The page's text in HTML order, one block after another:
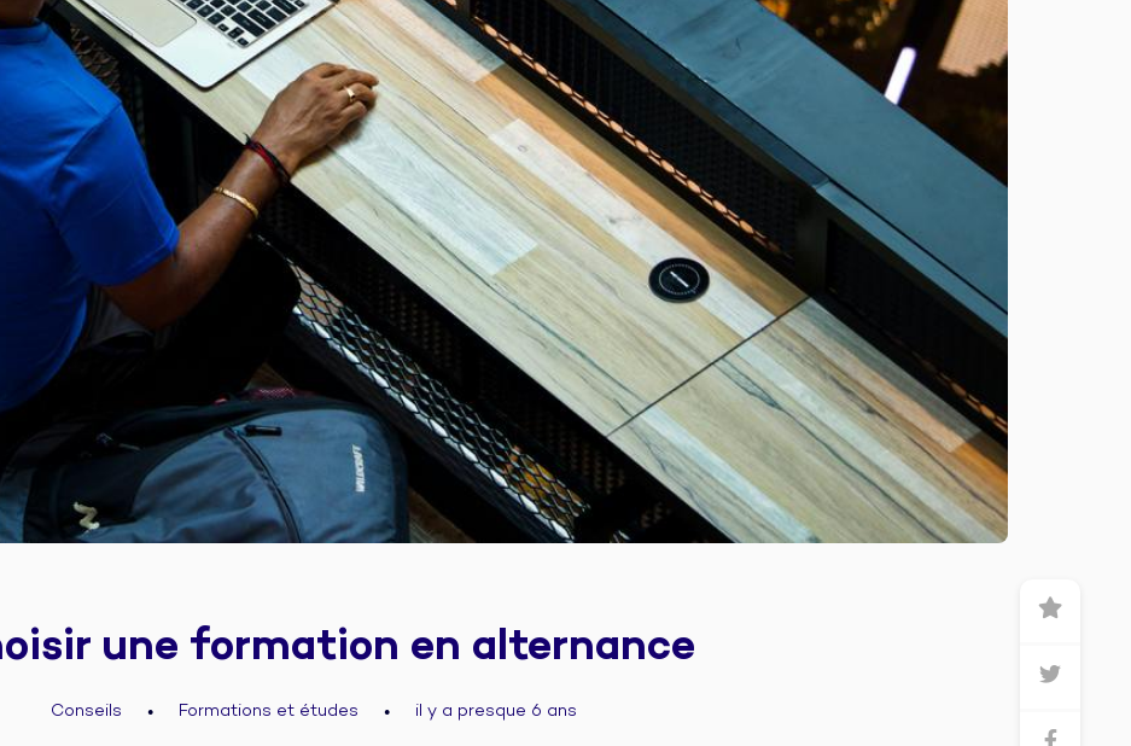
une formation en alternance
Conseils ● Formations et études ● il y a presque 6 ans